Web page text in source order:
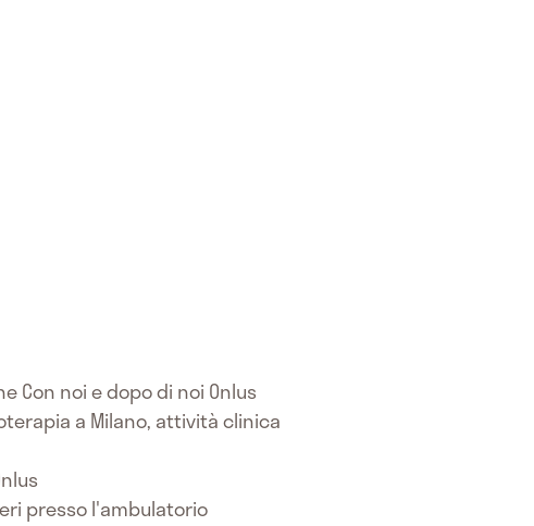
Con noi e dopo di noi Onlus
a Milano, attività clinica
presso l'ambulatorio